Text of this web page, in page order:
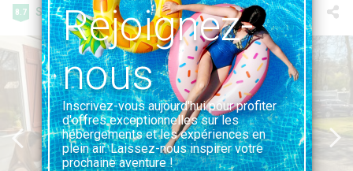
8.7 Super 124 avis
Rejoignez-
nous
Inscrivez-vous aujourd'hui pour profiter
d'offres exceptionnelles sur les
hébergements et les expériences en
plein air. Laissez-nous inspirer votre
prochaine aventure !